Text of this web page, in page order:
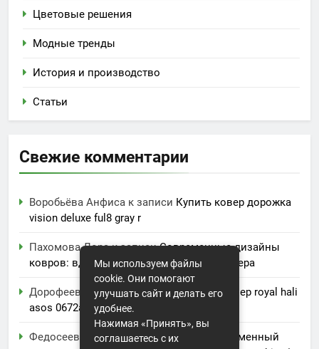
Цветовые решения
Модные тренды
История и производство
Статьи
Свежие комментарии
Воробьёва Анфиса к записи Купить ковер дорожка
vision deluxe ful8 gray r
Пахомова Лорак записиСовременные дизайны
ковров: вдохновение для вашего интерьера
Дорофеева Акулинак записиКупить ковер royal hali
asos 0672a
Федосеева Вандак записиКупить современный
Мы используем файлы
cookie. Они помогают
улучшать сайт и делать его
удобнее.
Нажимая «Принять», вы
соглашаетесь с их